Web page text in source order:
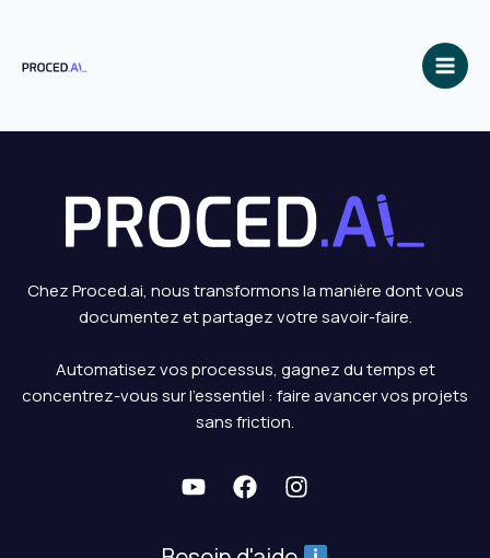
contenu
Chez Proced.ai, nous transformons la manière dont vous
documentez et partagez votre savoir-faire.
Automatisez vos processus, gagnez du temps et
concentrez-vous sur l’essentiel : faire avancer vos projets
sans friction.